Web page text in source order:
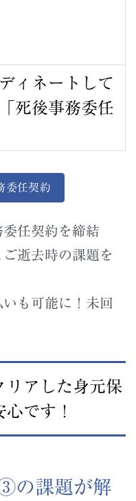
ィネートして
死後事務委任
委任契約
任契約を締結
逝去時の課題を
も可能に！未回
リアした身元保
です！
の課題が解